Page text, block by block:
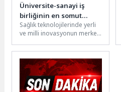
Üniversite-sanayi iş
birliğinin en somut
örneği: eCliniq
Sağlık teknolojilerinde yerli
ve milli inovasyonun merkezi
Üniversitesi, 3AGE Sağlık
Ürünleri...